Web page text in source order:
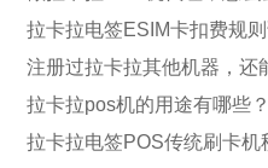
拉卡拉电签ESIM卡扣费规
注册过拉卡拉其他机器，还
拉卡拉pos机的用途有哪些？
拉卡拉电签POS传统刷卡机